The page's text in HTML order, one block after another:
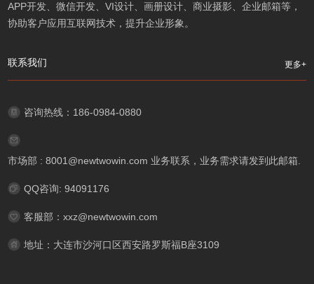
APP开发、微信开发、VI设计、画册设计、商业摄影、企业邮箱等，
协助客户应用互联网技术，提升企业形象。
联系我们 更多+
咨询热线：186-0984-0880
市场部 : 8001@newtwowin.com 业务联系，业务需求请发到此邮箱.
QQ咨询: 94091176
客服部：xxz@newtwowin.com
地址：大连市沙河口区西安路罗斯福B座3109